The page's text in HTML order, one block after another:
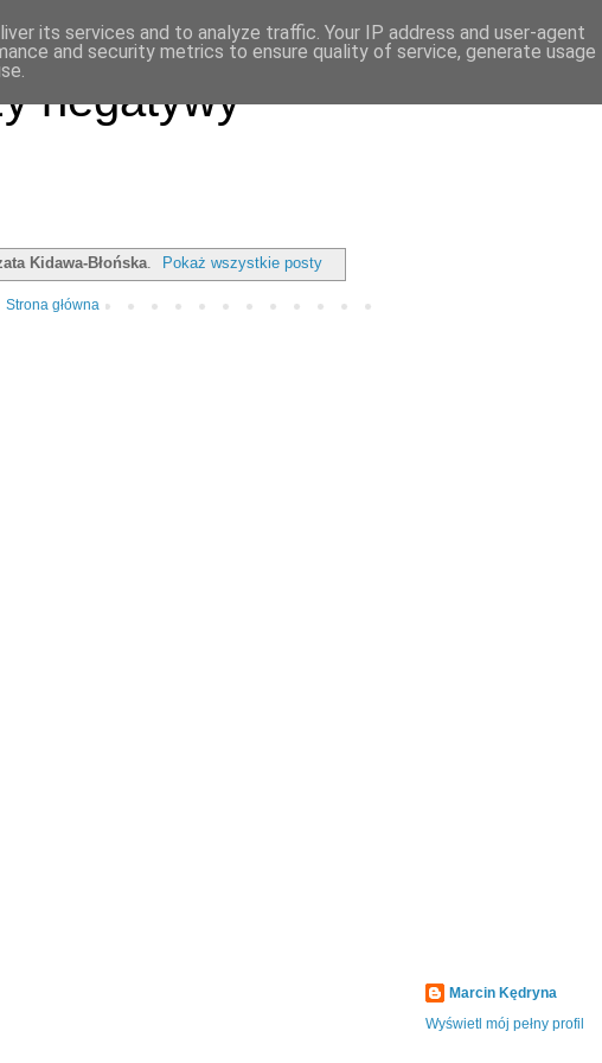
negatywy
Kidawa-Błońska. Pokaż wszystkie posty
Strona główna
Marcin Kędryna
Wyświetl mój pełny profil
its services and to analyze traffic. Your IP address and user-agent
and security metrics to ensure quality of service, generate usage